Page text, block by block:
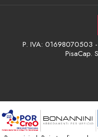
P. IVA: 01698070503
PisaCap.